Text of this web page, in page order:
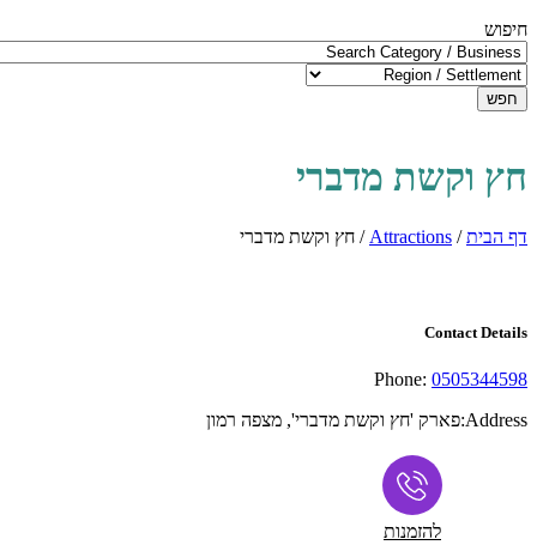
חיפוש
חפש
חץ וקשת מדברי
דף הבית/
Attractions
/ חץ וקשת מדברי
Contact Details
Phone: 0505344598
Address: ​פארק 'חץ וקשת מדברי', מצפה רמון
להזמנות